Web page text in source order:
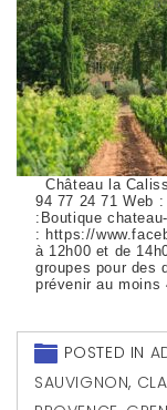
Château la
94 77 24 71 Web
:Boutique
: https://
à 12h00 et de
groupes pour des
prévenir au
POSTED IN
SAUVIGNON,